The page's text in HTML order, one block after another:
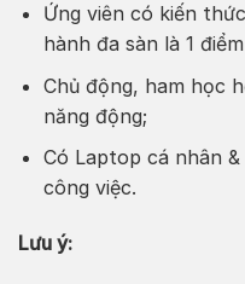
Ứng viên có kiến
hành đa sàn là 1
Chủ động, ham học
năng động;
Có Laptop cá nhân
công việc.
Lưu ý: